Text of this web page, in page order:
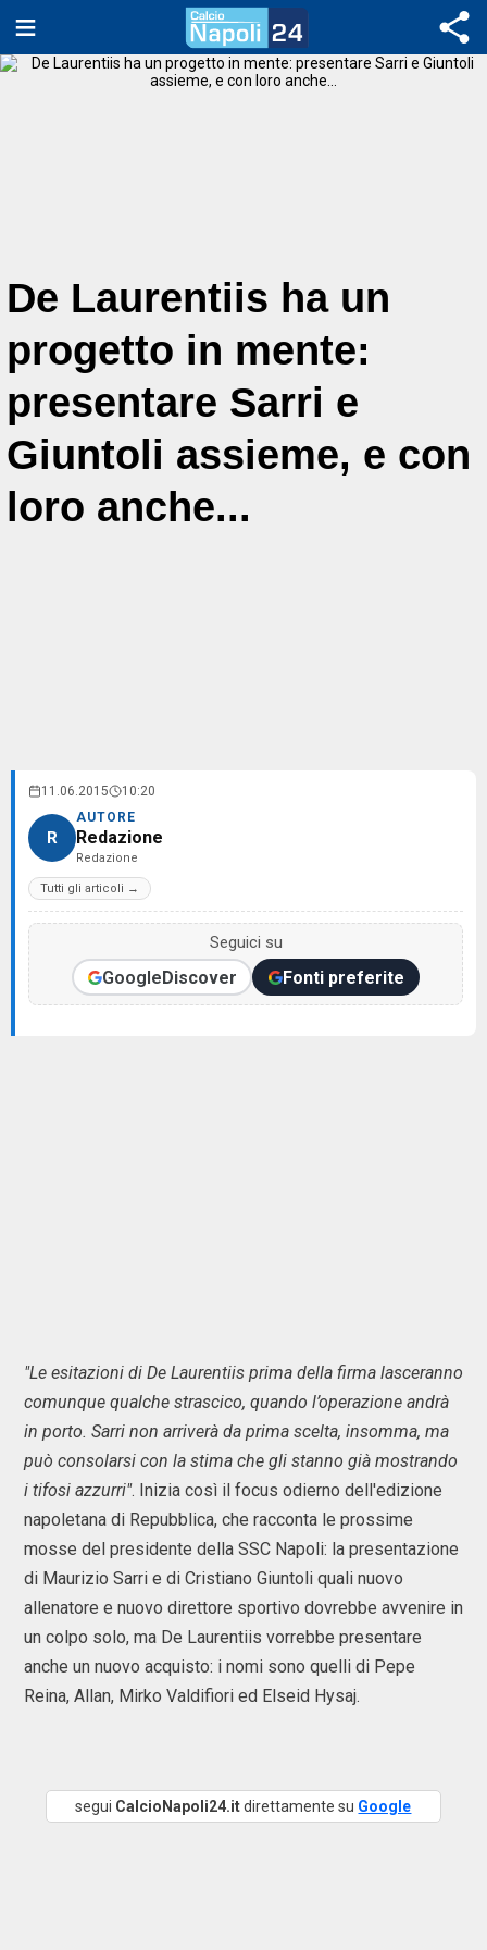
De Laurentiis ha un
progetto in mente:
presentare Sarri e
Giuntoli assieme, e con
loro anche...
11.06.2015 10:20
R
AUTORE
Redazione
Redazione
Tutti gli articoli →
Seguici su
GoogleDiscover Fonti preferite
"Le esitazioni di De Laurentiis prima della firma lasceranno
comunque qualche strascico, quando l’operazione andrà
in porto. Sarri non arriverà da prima scelta, insomma, ma
può consolarsi con la stima che gli stanno già mostrando
i tifosi azzurri". Inizia così il focus odierno dell'edizione
napoletana di Repubblica, che racconta le prossime
mosse del presidente della SSC Napoli: la presentazione
di Maurizio Sarri e di Cristiano Giuntoli quali nuovo
allenatore e nuovo direttore sportivo dovrebbe avvenire in
un colpo solo, ma De Laurentiis vorrebbe presentare
anche un nuovo acquisto: i nomi sono quelli di Pepe
Reina, Allan, Mirko Valdifiori ed Elseid Hysaj.
segui CalcioNapoli24.itdirettamente su Google